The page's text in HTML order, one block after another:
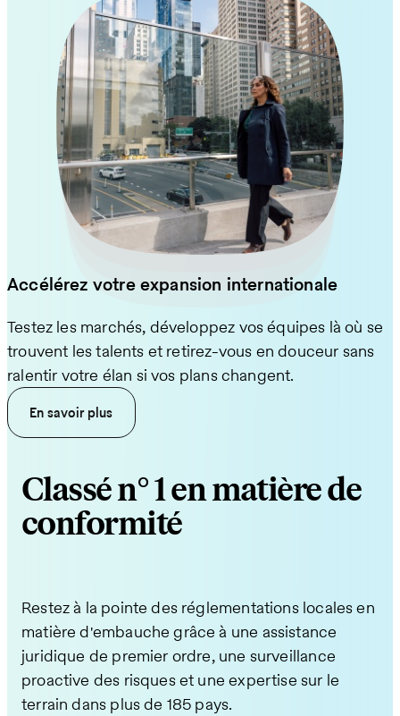
Accélérez votre expansion internationale
Testez les marchés, développez vos équipes là où se
trouvent les talents et retirez-vous en douceur sans
ralentir votre élan si vos plans changent.
En savoir plus
Attirez les talents que vous recherchez, offrez des
avantages sociaux attractifs et maîtrisez vos coûts.
Accompagnez les équipes à distance et maintenez
leur engagement.
Respectez les règles d'embauche de chaque pays
sans avoir à constituer une équipe juridique interne.
Nous nous occupons des contrats, de la paie, des
avantages sociaux et de toutes les déclarations
En savoir plus
Assurez le bon déroulement des projets lors des
changements de propriété. Nous transférons
rapidement les employés, gérons la paie et les
avantages sociaux, et veillons au respect des
En savoir plus
Classé n° 1 en matière de
conformité
Restez à la pointe des réglementations locales en
matière d'embauche grâce à une assistance
juridique de premier ordre, une surveillance
proactive des risques et une expertise sur le
terrain dans plus de 185 pays.